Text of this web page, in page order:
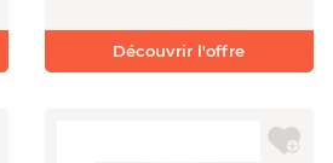
Découvrir l'offre